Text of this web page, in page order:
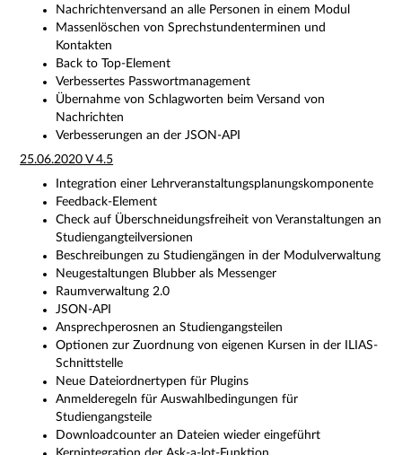
Nachrichtenversand an alle Personen in einem Modul
Massenlöschen von Sprechstundenterminen und
Kontakten
Back to Top-Element
Verbessertes Passwortmanagement
Übernahme von Schlagworten beim Versand von
Nachrichten
Verbesserungen an der JSON-API
25.06.2020 V 4.5
Integration einer Lehrveranstaltungsplanungskomponente
Feedback-Element
Check auf Überschneidungsfreiheit von Veranstaltungen an
Studiengangteilversionen
Beschreibungen zu Studiengängen in der Modulverwaltung
Neugestaltungen Blubber als Messenger
Raumverwaltung 2.0
JSON-API
Ansprechperosnen an Studiengangsteilen
Optionen zur Zuordnung von eigenen Kursen in der ILIAS-
Schnittstelle
Neue Dateiordnertypen für Plugins
Anmelderegeln für Auswahlbedingungen für
Studiengangsteile
Downloadcounter an Dateien wieder eingeführt